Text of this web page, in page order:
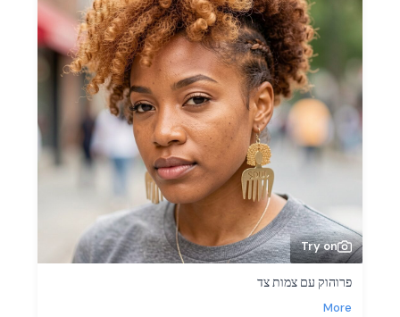
Try on
פרוהוק עם צמות צד
More